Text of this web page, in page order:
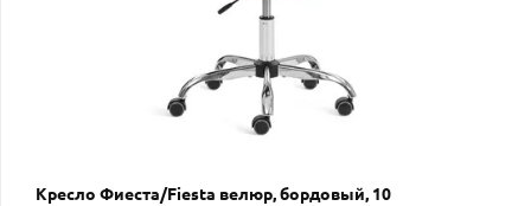
Кресло Фиеста/Fiesta велюр, бордовый, 10